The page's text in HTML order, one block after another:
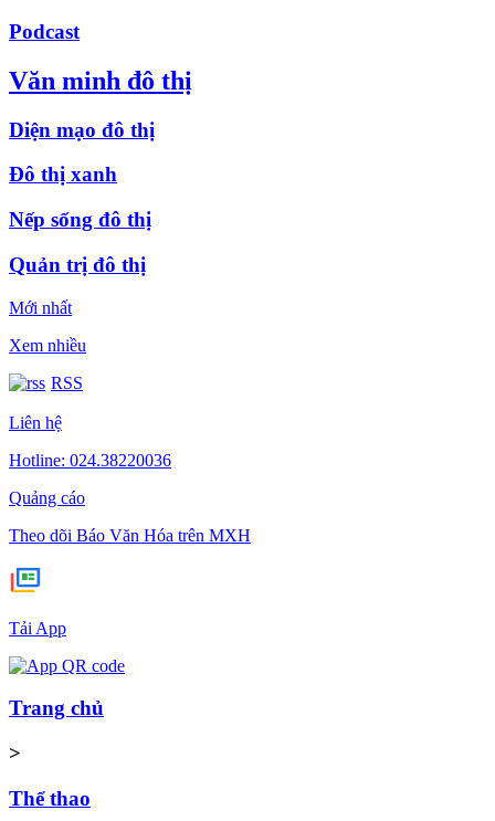
Podcast
Văn minh đô thị
Diện mạo đô thị
Đô thị xanh
Nếp sống đô thị
Quản trị đô thị
Mới nhất
Xem nhiều
RSS
Liên hệ
Hotline: 024.38220036
Quảng cáo
Theo dõi Báo Văn Hóa trên MXH
Tải App
Trang chủ
>
Thể thao